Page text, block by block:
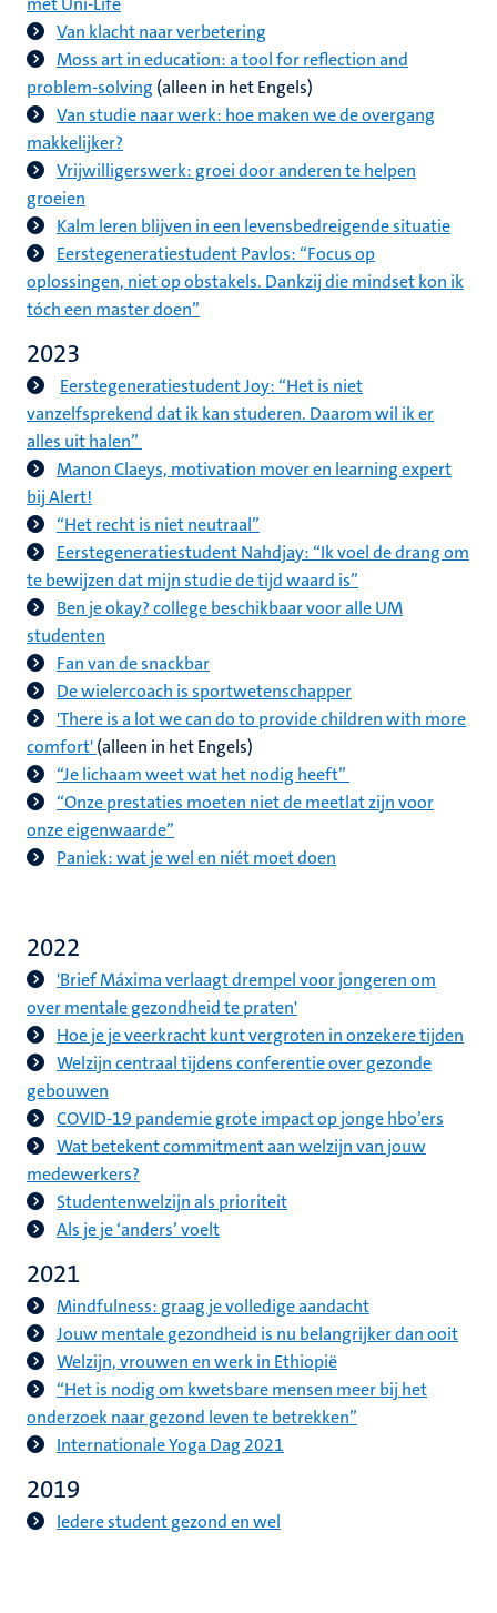
Van klacht naar verbetering
Moss art in education: a tool for reflection and
problem-solving (alleen in het Engels)
Van studie naar werk: hoe maken we de overgang
makkelijker?
Vrijwilligerswerk: groei door anderen te helpen
groeien
Kalm leren blijven in een levensbedreigende situatie
Eerstegeneratiestudent Pavlos: “Focus op
oplossingen, niet op obstakels. Dankzij die mindset kon ik
tóch een master doen”
2023
Eerstegeneratiestudent Joy: “Het is niet
vanzelfsprekend dat ik kan studeren. Daarom wil ik er
alles uit halen”
Manon Claeys, motivation mover en learning expert
bij Alert!
“Het recht is niet neutraal”
Eerstegeneratiestudent Nahdjay: “Ik voel de drang om
te bewijzen dat mijn studie de tijd waard is”
Ben je okay? college beschikbaar voor alle UM
studenten
Fan van de snackbar
De wielercoach is sportwetenschapper
'There is a lot we can do to provide children with more
comfort'(alleen in het Engels)
“Je lichaam weet wat het nodig heeft”
“Onze prestaties moeten niet de meetlat zijn voor
onze eigenwaarde”
Paniek: wat je wel en niét moet doen
2022
'Brief Máxima verlaagt drempel voor jongeren om
over mentale gezondheid te praten'
Hoe je je veerkracht kunt vergroten in onzekere tijden
Welzijn centraal tijdens conferentie over gezonde
gebouwen
COVID-19 pandemie grote impact op jonge hbo’ers
Wat betekent commitment aan welzijn van jouw
medewerkers?
Studentenwelzijn als prioriteit
Als je je ‘anders’ voelt
2021
Mindfulness: graag je volledige aandacht
Jouw mentale gezondheid is nu belangrijker dan ooit
Welzijn, vrouwen en werk in Ethiopië
“Het is nodig om kwetsbare mensen meer bij het
onderzoek naar gezond leven te betrekken”
Internationale Yoga Dag 2021
2019
Iedere student gezond en wel